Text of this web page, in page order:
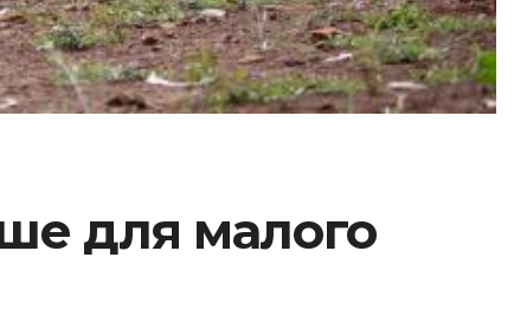
для малого